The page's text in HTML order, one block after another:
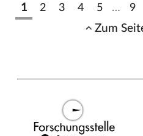
1 2 3 4 5 … 9
Zum